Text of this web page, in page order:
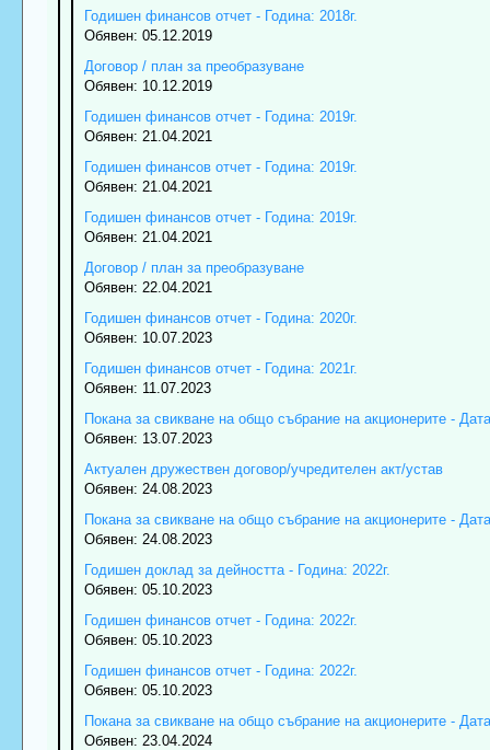
Годишен финансов отчет - Година: 2018г.
Обявен: 05.12.2019
Договор / план за преобразуване
Обявен: 10.12.2019
Годишен финансов отчет - Година: 2019г.
Обявен: 21.04.2021
Годишен финансов отчет - Година: 2019г.
Обявен: 21.04.2021
Годишен финансов отчет - Година: 2019г.
Обявен: 21.04.2021
Договор / план за преобразуване
Обявен: 22.04.2021
Годишен финансов отчет - Година: 2020г.
Обявен: 10.07.2023
Годишен финансов отчет - Година: 2021г.
Обявен: 11.07.2023
Покана за свикване на общо събрание на акционерите -
Обявен: 13.07.2023
Актуален дружествен договор/учредителен акт/устав
Обявен: 24.08.2023
Покана за свикване на общо събрание на акционерите -
Обявен: 24.08.2023
Годишен доклад за дейността - Година: 2022г.
Обявен: 05.10.2023
Годишен финансов отчет - Година: 2022г.
Обявен: 05.10.2023
Годишен финансов отчет - Година: 2022г.
Обявен: 05.10.2023
Покана за свикване на общо събрание на акционерите -
Обявен: 23.04.2024